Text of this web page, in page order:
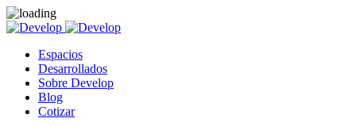
Espacios
Desarrollados
Sobre Develop
Blog
Cotizar